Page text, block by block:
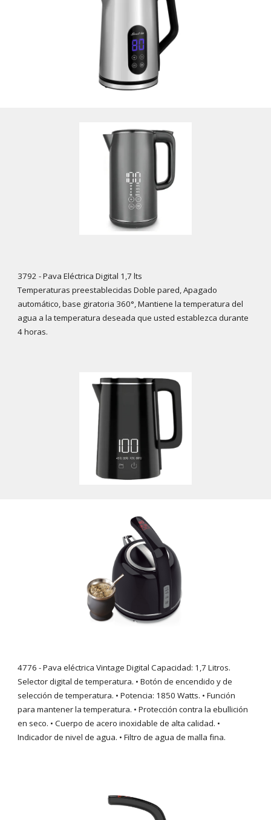
3792-Pava Eléctrica Digital 1,7 lts
Temperaturas preestablecidas Doble pared, Apagado
automático, base giratoria 360°, Mantiene la temperatura del
agua a la temperatura deseada que usted establezca durante
4 horas.
4776 - Pava eléctrica Vintage Digital Capacidad: 1,7 Litros.
Selector digital de temperatura. • Botón de encendido y de
selección de temperatura. • Potencia: 1850 Watts. • Función
para mantener la temperatura. • Protección contra la ebullición
en seco. • Cuerpo de acero inoxidable de alta calidad. •
Indicador de nivel de agua. • Filtro de agua de malla fina.